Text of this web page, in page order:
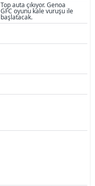
Top auta çıkıyor. Genoa
GFC oyunu kale vuruşu ile
başlatacak.